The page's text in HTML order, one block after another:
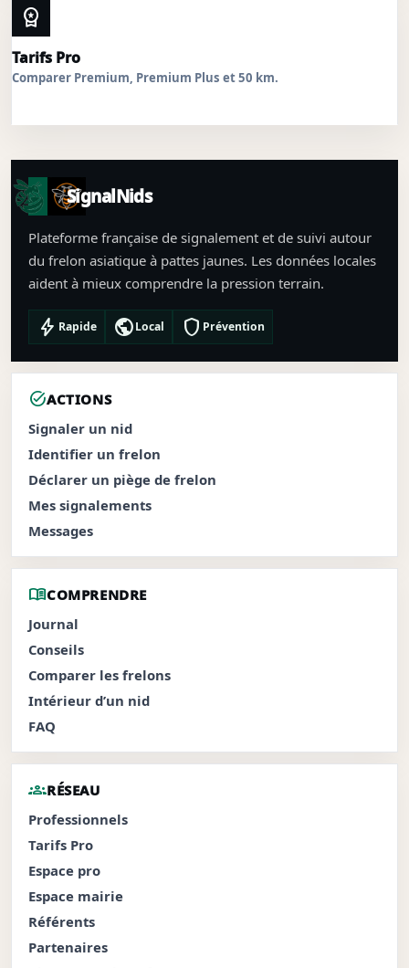
workspace_premium
Tarifs Pro
Comparer Premium, Premium Plus et 50 km.
SignalNids
Plateforme française de signalement et de suivi autour
du frelon asiatique à pattes jaunes. Les données locales
aident à mieux comprendre la pression terrain.
bolt Rapide publicLocal shield Prévention
task_altACTIONS
Signaler un nid
Identifier un frelon
Déclarer un piège de frelon
Mes signalements
Messages
menu_bookCOMPRENDRE
Journal
Conseils
Comparer les frelons
Intérieur d’un nid
FAQ
groupsRÉSEAU
Professionnels
Tarifs Pro
Espace pro
Espace mairie
Référents
Partenaires